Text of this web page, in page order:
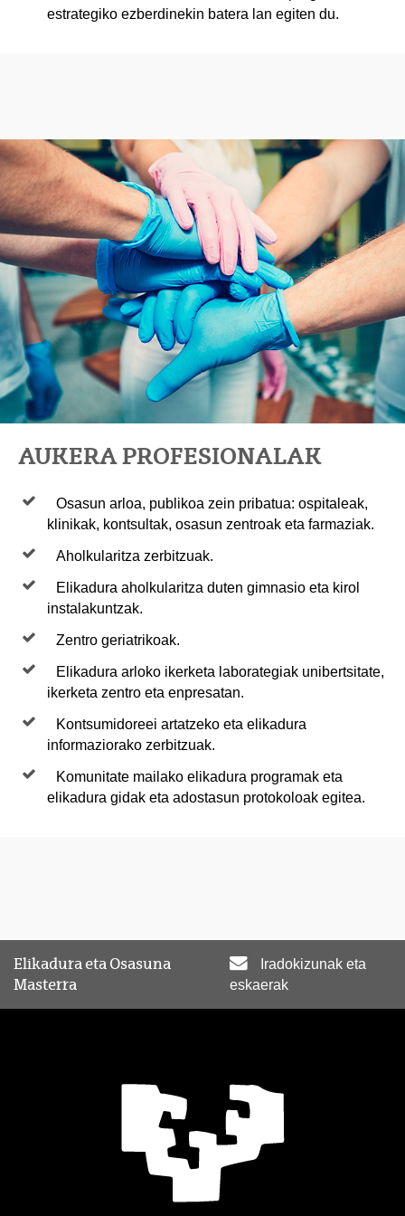
estrategiko ezberdinekin batera lan egiten du.
AUKERA PROFESIONALAK
Osasun arloa, publikoa zein pribatua: ospitaleak,
klinikak, kontsultak, osasun zentroak eta farmaziak.
Aholkularitza zerbitzuak.
Elikadura aholkularitza duten gimnasio eta kirol
instalakuntzak.
Zentro geriatrikoak.
Elikadura arloko ikerketa laborategiak unibertsitate,
ikerketa zentro eta enpresatan.
Kontsumidoreei artatzeko eta elikadura
informaziorako zerbitzuak.
Komunitate mailako elikadura programak eta
elikadura gidak eta adostasun protokoloak egitea.
Elikadura eta Osasuna
Masterra
Iradokizunak eta
eskaerak